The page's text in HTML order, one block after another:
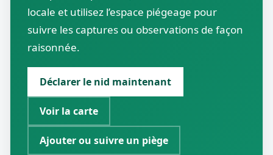
locale et utilisez l’espace piégeage pour
suivre les captures ou observations de façon
raisonnée.
Déclarer le nid maintenant
Voir la carte
Ajouter ou suivre un piège